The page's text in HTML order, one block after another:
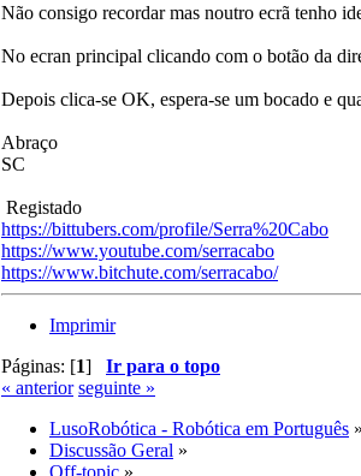
Não consigo recordar mas noutro ecrã tenho
No ecran principal clicando com o botão da
Depois clica-se OK, espera-se um bocado e
Abraço
SC
Registado
https://bittubers.com/profile/Serra%20Cabo
https://www.youtube.com/serracabo
https://www.bitchute.com/serracabo/
Imprimir
Páginas: [1] Ir para o topo
« anterior seguinte »
LusoRobótica - Robótica em Português »
Discussão Geral »
Off-topic »